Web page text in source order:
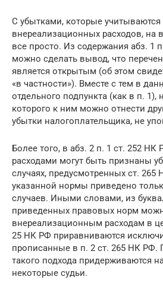
С убытками, которые учитываются
внереализационных расходов, на
все просто. Из содержания абз. 1
можно сделать вывод, что
является открытым (об этом
«в частности»). Вместе с тем в
отдельного подпункта (как в п. 1),
которого к ним можно отнести
убытки налогоплательщика, не
Более того, в абз. 2 п. 1 ст. 252 НК
расходами могут быть признаны
случаях, предусмотренных ст.
указанной нормы приведено
случаев. Иными словами, из
приведенных правовых норм
внереализационным расходам в
25 НК РФ приравниваются
прописанные в п. 2 ст. 265 НК РФ.
такого подхода придерживаются
некоторые судьи.